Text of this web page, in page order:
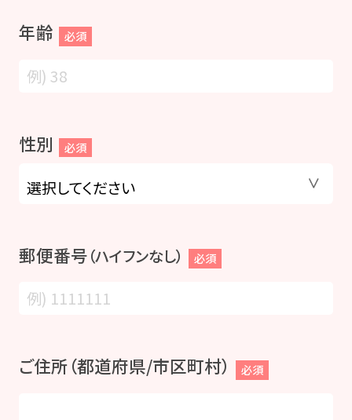
年齢 必須
性別 必須
郵便番号（ハイフンなし） 必須
ご住所（都道府県/市区町村） 必須